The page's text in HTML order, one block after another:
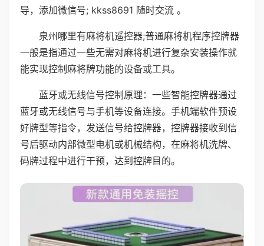
导，添加微信号; kkss8691 随时交流 。
泉州哪里有麻将机遥控器;普通麻将机程序控牌器
一般是指通过一些无需对麻将机进行复杂安装操作就
能实现控制麻将牌功能的设备或工具。
蓝牙或无线信号控制原理：一些智能控牌器通过
蓝牙或无线信号与手机等设备连接。手机端软件预设
好牌型等指令，发送信号给控牌器，控牌器接收到信
号后驱动内部微型电机或机械结构，在麻将机洗牌、
码牌过程中进行干预，达到控牌目的。